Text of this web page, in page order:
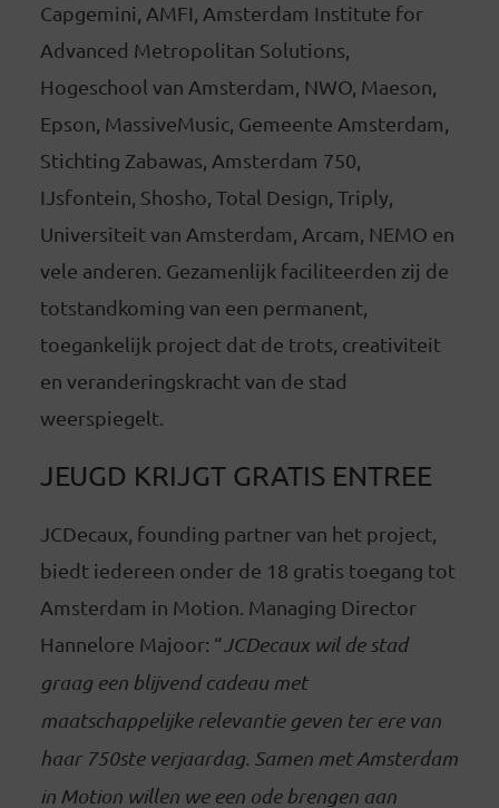
Capgemini, AMFI, Amsterdam Institute for
Advanced Metropolitan Solutions,
Hogeschool van Amsterdam, NWO, Maeson,
Epson, MassiveMusic, Gemeente Amsterdam,
Stichting Zabawas, Amsterdam 750,
IJsfontein, Shosho, Total Design, Triply,
Universiteit van Amsterdam, Arcam, NEMO en
vele anderen. Gezamenlijk faciliteerden zij de
totstandkoming van een permanent,
toegankelijk project dat de trots, creativiteit
en veranderingskracht van de stad
weerspiegelt.
JEUGD KRIJGT GRATIS ENTREE
JCDecaux, founding partner van het project,
biedt iedereen onder de 18 gratis toegang tot
Amsterdam in Motion. Managing Director
Hannelore Majoor: “JCDecaux wil de stad
graag een blijvend cadeau met
maatschappelijke relevantie geven ter ere van
haar 750ste verjaardag. Samen met Amsterdam
in Motion willen we een ode brengen aan